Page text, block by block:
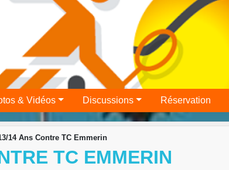
& Vidéos Discussions Réservation
14 Ans Contre TC Emmerin
TC EMMERIN